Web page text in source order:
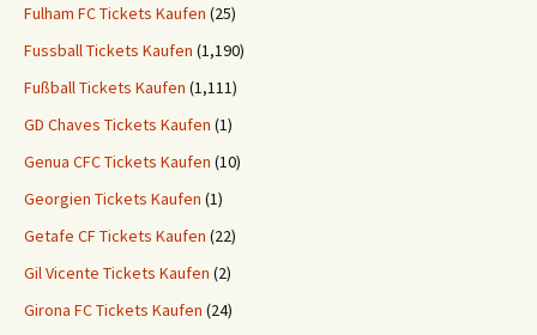
Fulham FC Tickets Kaufen (25)
Fussball Tickets Kaufen (1,190)
Fußball Tickets Kaufen (1,111)
GD Chaves Tickets Kaufen (1)
Genua CFC Tickets Kaufen (10)
Georgien Tickets Kaufen (1)
Getafe CF Tickets Kaufen (22)
Gil Vicente Tickets Kaufen (2)
Girona FC Tickets Kaufen (24)